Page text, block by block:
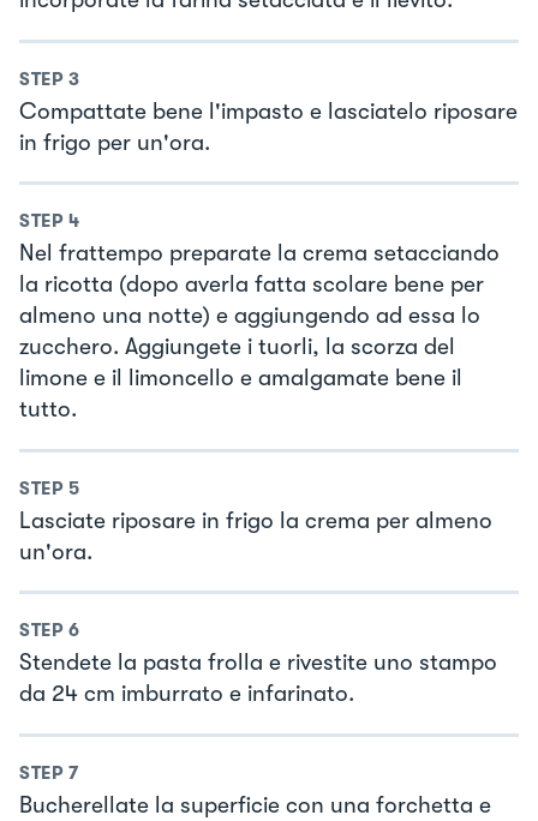
STEP 3
Compattate bene l'impasto e lasciatelo riposare
in frigo per un'ora.
STEP 4
Nel frattempo preparate la crema setacciando
la ricotta (dopo averla fatta scolare bene per
almeno una notte) e aggiungendo ad essa lo
zucchero. Aggiungete i tuorli, la scorza del
limone e il limoncello e amalgamate bene il
tutto.
STEP 5
Lasciate riposare in frigo la crema per almeno
un'ora.
STEP 6
Stendete la pasta frolla e rivestite uno stampo
da 24 cm imburrato e infarinato.
STEP 7
Bucherellate la superficie con una forchetta e